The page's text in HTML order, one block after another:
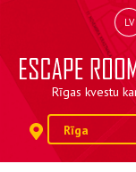
LV
Rīgas kvestu